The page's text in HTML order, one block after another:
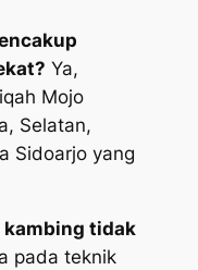
Ya,
Mojo
Selatan,
Sidoarjo yang
kambing tidak
pada teknik